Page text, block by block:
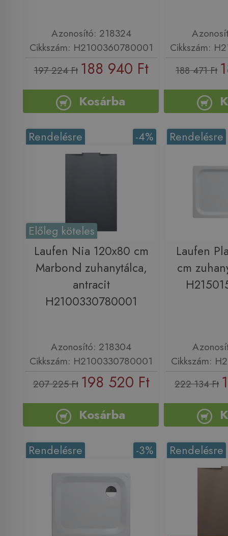
Azonosító: 218324
Cikkszám: H2100360780001
197 224 Ft 188 940 Ft
Kosárba
Cikkszám:
188 471 Ft
-4%
Rendelésre
Előleg köteles
Laufen Nia 120x80 cm
Marbond zuhanytálca,
antracit
H2100330780001
Azonosító: 218304
Cikkszám: H2100330780001
207 225 Ft 198 520 Ft
Kosárba
Rendelésre
Laufen
cm
Cikkszám:
222 134 Ft
-3%
Rendelésre Rendelésre